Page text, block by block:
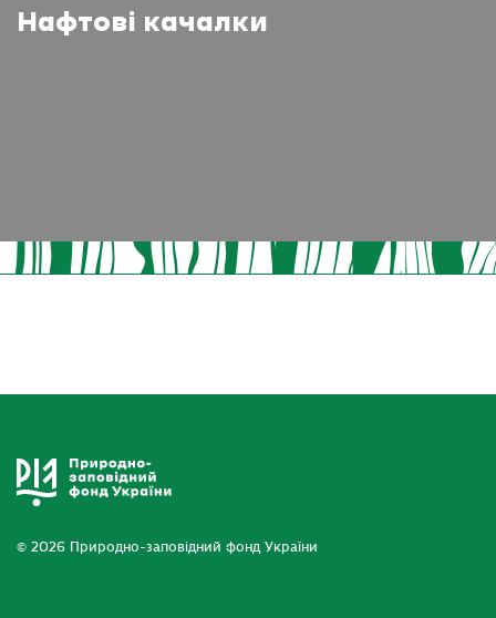
Нафтові качалки
© 2026 Природно-заповідний фонд України